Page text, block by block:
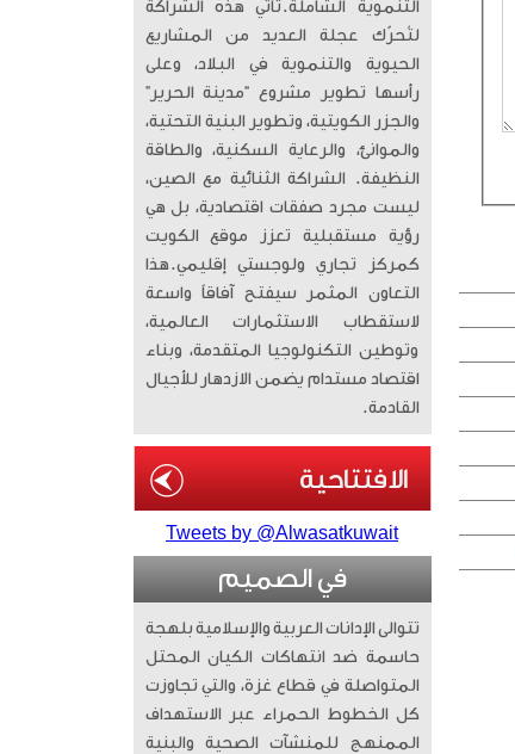
التنموية الشاملة. ​تأتي هذه الشراكة
لتُحرّك عجلة العديد من المشاريع
الحيوية والتنموية في البلاد، وعلى
رأسها تطوير مشروع “مدينة الحرير”
والجزر الكويتية، وتطوير البنية التحتية،
والموانئ، والرعاية السكنية، والطاقة
النظيفة. الشراكة الثنائية مع الصين،
ليست مجرد صفقات اقتصادية، بل هي
رؤية مستقبلية تعزز موقع الكويت
كمركز تجاري ولوجستي إقليمي. ​هذا
التعاون المثمر سيفتح آفاقاً واسعة
لاستقطاب الاستثمارات العالمية،
وتوطين التكنولوجيا المتقدمة، وبناء
اقتصاد مستدام يضمن الازدهار للأجيال
القادمة.
Tweets by @Alwasatkuwait
في الصميم
تتوالى الإدانات العربية والإسلامية بلهجة
حاسمة ضد انتهاكات الكيان المحتل
المتواصلة في قطاع غزة، والتي تجاوزت
كل الخطوط الحمراء عبر الاستهداف
الممنهج للمنشآت الصحية والبنية